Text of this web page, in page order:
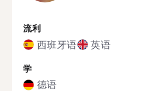
流利
西班牙语 英语
学
德语